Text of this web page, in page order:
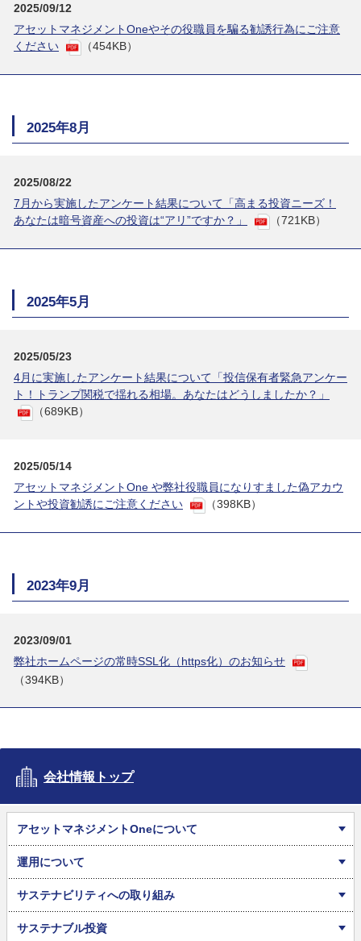
2025/09/12
アセットマネジメントOneやその役職員を騙る勧誘行為にご注意
ください
（454KB）
2025年8月
2025/08/22
7月から実施したアンケート結果について「高まる投資ニーズ！
あなたは暗号資産への投資は“アリ”ですか？」
（721KB）
2025年5月
2025/05/23
4月に実施したアンケート結果について「投信保有者緊急アンケー
ト！トランプ関税で揺れる相場。あなたはどうしましたか？」
（689KB）
2025/05/14
アセットマネジメントOne や弊社役職員になりすました偽アカウ
ントや投資勧誘にご注意ください
（398KB）
2023年9月
2023/09/01
弊社ホームページの常時SSL化（https化）のお知らせ
（394KB）
会社情報トップ
アセットマネジメントOneについて
運用について
サステナビリティへの取り組み
サステナブル投資